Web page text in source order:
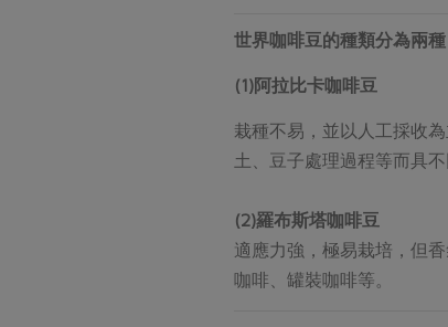
世界咖啡豆的種類分為兩種
(1)阿拉比卡咖啡豆
栽種不易，並以人工採收
土、豆子處理過程等而具
(2)羅布斯塔咖啡豆
適應力強，極易栽培，但
咖啡、罐裝咖啡等。